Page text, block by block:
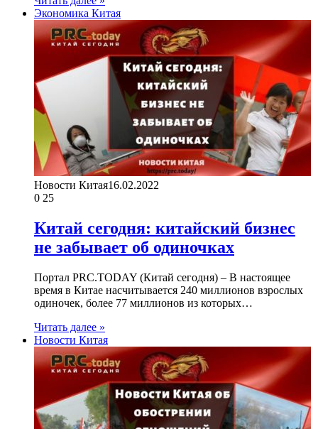
Экономика Китая
Новости Китая16.02.2022
0 25
Китай сегодня: китайский бизнес
не забывает об одиночках
Портал PRC.TODAY (Китай сегодня) – В настоящее
время в Китае насчитывается 240 миллионов взрослых
одиночек, более 77 миллионов из которых…
Читать далее »
Новости Китая